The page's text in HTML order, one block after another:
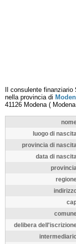
Il consulente finanziario
nella provincia di
41126 Modena( Modena
luogo di nascita
provincia di nascita
data di nascita
provincia
delibera